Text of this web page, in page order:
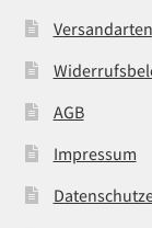
Versandarten
AGB
Impressum